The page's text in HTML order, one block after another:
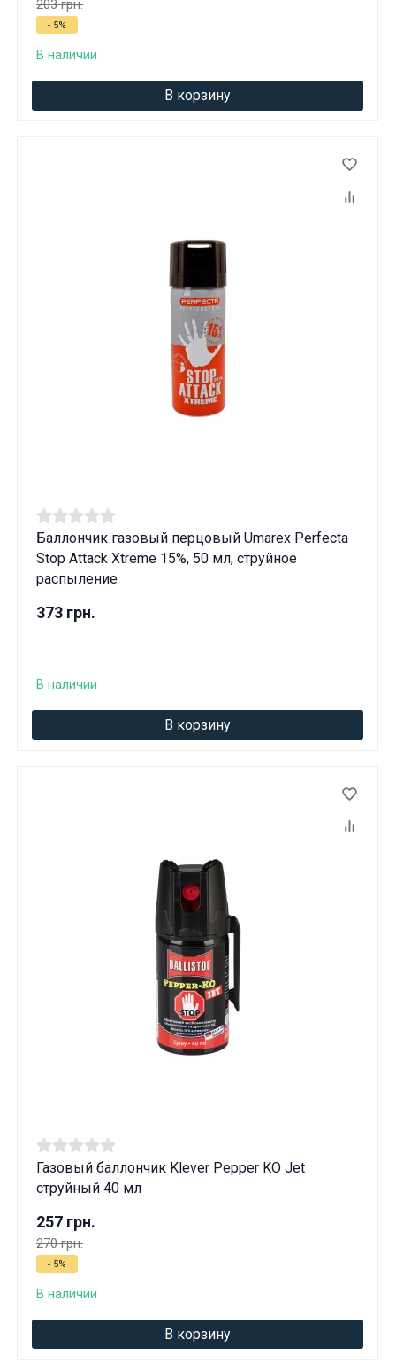
203 грн.
- 5%
В наличии
В корзину
Баллончик газовый перцовый Umarex Perfecta
Stop Attack Xtreme 15%, 50 мл, струйное
распыление
373 грн.
В наличии
В корзину
Газовый баллончик Klever Pepper KO Jet
струйный 40 мл
257 грн.
270 грн.
- 5%
В наличии
В корзину
ДА НЕТ